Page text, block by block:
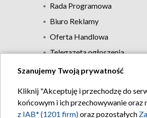
Rada Programowa
Biuro Reklamy
Oferta Handlowa
Telegazeta ogłoszenia
Szanujemy Twoją prywatność
Kliknij "Akceptuję i przechodzę do
końcowym i ich przechowywanie oraz
z IAB* (1201 firm)oraz pozostałych